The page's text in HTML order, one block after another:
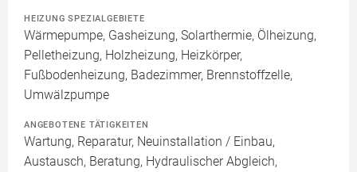
HEIZUNG SPEZIALGEBIETE
Wärmepumpe, Gasheizung, Solarthermie, Ölheizung,
Pelletheizung, Holzheizung, Heizkörper,
Fußbodenheizung, Badezimmer, Brennstoffzelle,
Umwälzpumpe
ANGEBOTENE TÄTIGKEITEN
Wartung, Reparatur, Neuinstallation / Einbau,
Austausch, Beratung, Hydraulischer Abgleich,